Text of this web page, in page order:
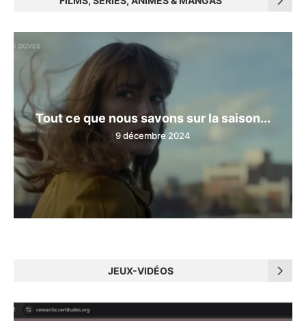
Tout ce que nous savons sur la saison...
9 décembre 2024
JEUX-VIDÉOS